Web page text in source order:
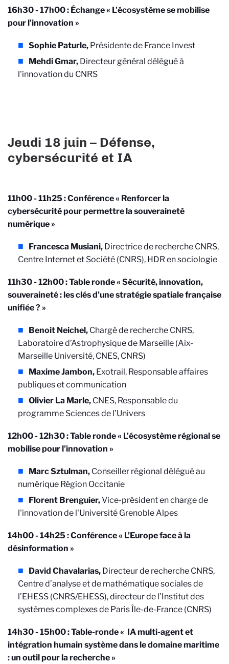
16h30 - 17h00 : Échange « L'écosystème se mobilise
pour l'innovation »
Sophie Paturle, Présidente de France Invest
Mehdi Gmar, Directeur général délégué à
l'innovation du CNRS
Jeudi 18 juin – Défense,
cybersécurité et IA
11h00 - 11h25 : Conférence « Renforcer la
cybersécurité pour permettre la souveraineté
numérique »
Francesca Musiani, Directrice de recherche CNRS,
Centre Internet et Société (CNRS), HDR en sociologie
11h30 - 12h00 : Table ronde « Sécurité, innovation,
souveraineté : les clés d’une stratégie spatiale française
unifiée ? »
Benoit Neichel, Chargé de recherche CNRS,
Laboratoire d’Astrophysique de Marseille (Aix-
Marseille Université, CNES, CNRS)
Maxime Jambon, Exotrail, Responsable affaires
publiques et communication
Olivier La Marle, CNES, Responsable du
programme Sciences de l’Univers
12h00 - 12h30 : Table ronde « L'écosystème régional se
mobilise pour l'innovation »
Marc Sztulman, Conseiller régional délégué au
numérique Région Occitanie
Florent Brenguier,Vice-président en charge de
l'innovation de l'Université Grenoble Alpes
14h00 - 14h25 : Conférence « L’Europe face à la
désinformation »
David Chavalarias, Directeur de recherche CNRS,
Centre d’analyse et de mathématique sociales de
l’EHESS (CNRS/EHESS), directeur de l’Institut des
systèmes complexes de Paris Île-de-France (CNRS)
14h30 - 15h00 : Table-ronde « IA multi-agent et
intégration humain système dans le domaine maritime
: un outil pour la recherche »